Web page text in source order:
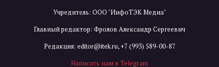
Учредитель: ООО "ИнфоТЭК Медиа"
Главный редактор: Фролов Александр Сергеевич
Редакция: editor@itek.ru,+7 (993) 589-00-87
Написать нам в Telegram